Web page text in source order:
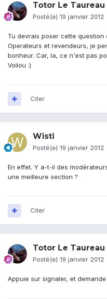
Totor Le Taureau
Posté(e) 19 janvier 2012
Tu devrais poser cette question
Operateurs et revendeurs, je
bonheur. Car, la, ce n'est pas
Voilou :)
Citer
Wisti
Posté(e) 19 janvier 2012
En effet. Y a-t-il des
une meilleure section ?
Citer
Totor Le Taureau
Posté(e) 19 janvier 2012
Appuie sur signaler, et